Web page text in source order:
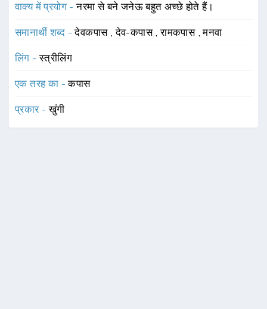
वाक्य में प्रयोग -नरमा से बने जनेऊ बहुत अच्छे होते हैं।
समानार्थी शब्द -देवकपास ,देव-कपास ,रामकपास ,मनवा
लिंग -स्त्रीलिंग
एक तरह का -कपास
प्रकार -खुंगी